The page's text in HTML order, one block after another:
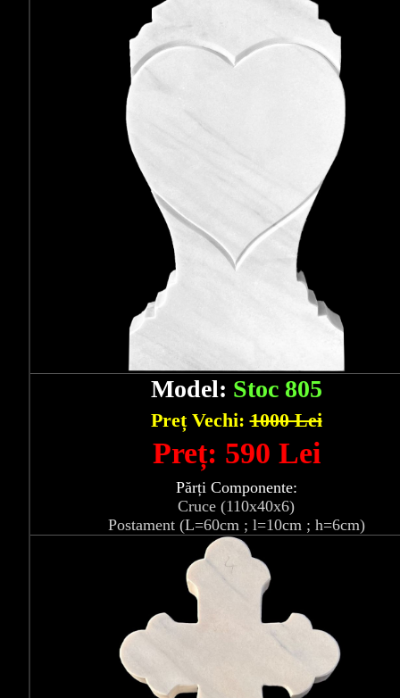
Model: Stoc 805
Preț Vechi:1000 Lei
Preț: 590 Lei
Părți Componente:
Cruce (110x40x6)
Postament (L=60cm ; l=10cm ; h=6cm)